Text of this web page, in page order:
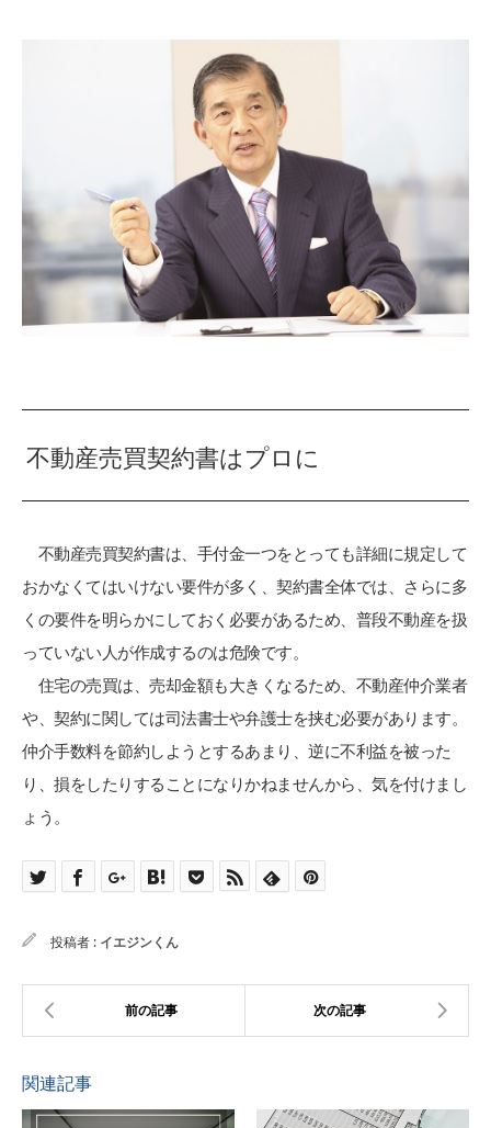
不動産売買契約書はプロに
不動産売買契約書は、手付金一つをとっても詳細に規定して
おかなくてはいけない要件が多く、契約書全体では、さらに多
くの要件を明らかにしておく必要があるため、普段不動産を扱
っていない人が作成するのは危険です。
住宅の売買は、売却金額も大きくなるため、不動産仲介業者
や、契約に関しては司法書士や弁護士を挟む必要があります。
仲介手数料を節約しようとするあまり、逆に不利益を被った
り、損をしたりすることになりかねませんから、気を付けまし
ょう。
投稿者 : イエジンくん
関連記事